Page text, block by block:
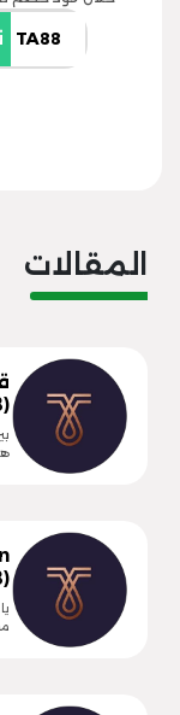
المقالات
(TA88) | خصم 50%…
(TA88) | خصم 25% الآن…